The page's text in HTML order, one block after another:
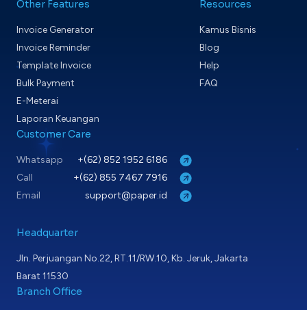
Other Features
Invoice Generator
Invoice Reminder
Template Invoice
Bulk Payment
E-Meterai
Laporan Keuangan
Resources
Kamus Bisnis
Blog
Help
FAQ
Customer Care
Whatsapp
+(62) 852 1952 6186
Call
+(62) 855 7467 7916
Email
support@paper.id
Headquarter
Jln. Perjuangan No.22, RT.11/RW.10, Kb. Jeruk, Jakarta
Barat 11530
Branch Office